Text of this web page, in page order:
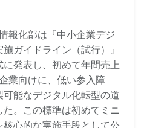
報化部は『中小企業デジ
ガイドライン（試行）』
発表し、初めて年間売上
業向けに、低い参入障
能なデジタル化転型の道
。この標準は初めてミニ
心的な実施手段として公